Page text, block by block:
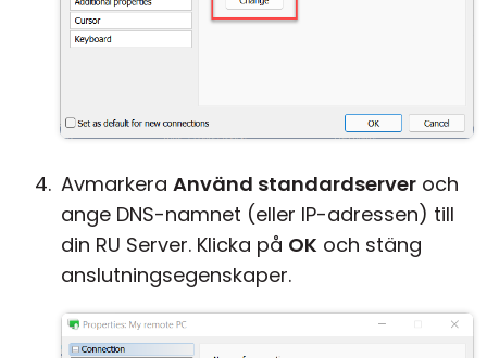
Avmarkera Använd standardserver och
ange DNS-namnet (eller IP-adressen) till
din RU Server. Klicka på OK och stäng
anslutningsegenskaper.